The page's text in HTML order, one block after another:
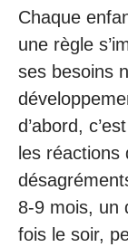
Chaque
une règle
ses besoins
d’abord,
les
8-9 mois, un
fois le soir,